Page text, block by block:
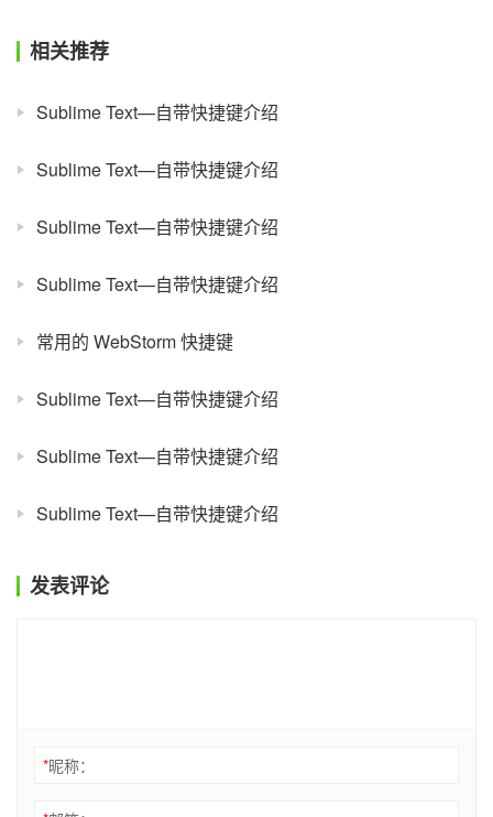
相关推荐
Sublime Text—自带快捷键介绍
Sublime Text—自带快捷键介绍
Sublime Text—自带快捷键介绍
Sublime Text—自带快捷键介绍
常用的 WebStorm 快捷键
Sublime Text—自带快捷键介绍
Sublime Text—自带快捷键介绍
Sublime Text—自带快捷键介绍
发表评论
*昵称：